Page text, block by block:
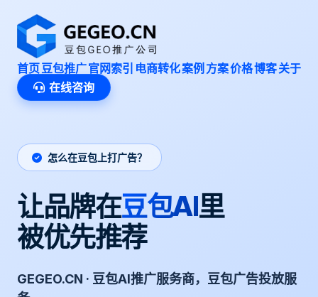
首页豆包推广官网索引 电商转化案例 方案价格博客关于
在线咨询
怎么在豆包上打广告？
让品牌在豆包AI里
被优先推荐
GEGEO.CN · 豆包AI推广服务商，豆包广告投放服